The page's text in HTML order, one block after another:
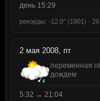
день 15:29
рекорды: -12.0° (1901) ·
2 мая 2008, пт
переменная
дождем
5:32 → 21:04